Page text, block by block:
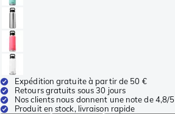
Expédition gratuite à partir de 50 €
Retours gratuits sous 30 jours
Nos clients nous donnent une note de 4,8/5
Produit en stock, livraison rapide